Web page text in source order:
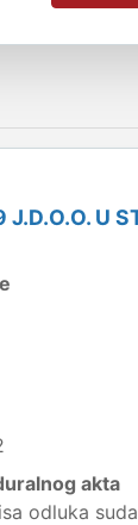
J.D.O.O. U
akta
odluka